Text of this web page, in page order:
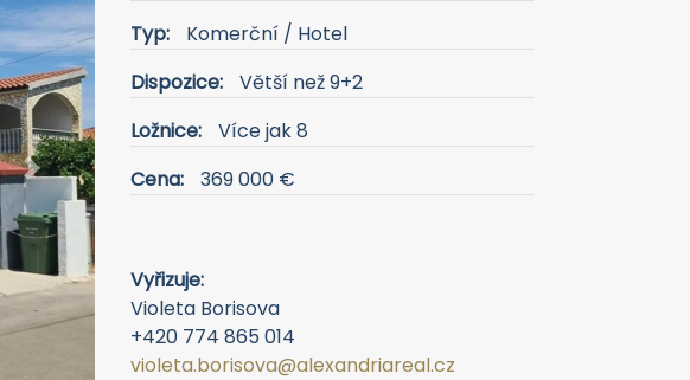
Next
Typ:
Komerční / Hotel
Dispozice:
Větší než 9+2
Ložnice:
Více jak 8
Cena:
369 000 €
Vyřizuje:
Violeta Borisova
+420 774 865 014
violeta.borisova@alexandriareal.cz